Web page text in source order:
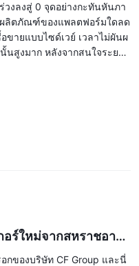
งลงสู่ 0 จุดอย่างกะทันหันภา
ผลิตภัณฑ์ของแพลตฟอร์มใดลด
ขายแบบไซด์เวย์ เวลาไม่ผันผ
สูงมาก หลังจากสนใจระยะย
กหรือเจ็ดปีแล้ว และฉันสูญเสี
แพลตฟอร์มใจดำ ฉันหวังว่า
ดำ CF Group และหยุดมันจา
อร์ใหม่จากสหราชอาณ
ไม่มีการสนับสนุนตัวอย่
กของบริษัท CF Group และนี่